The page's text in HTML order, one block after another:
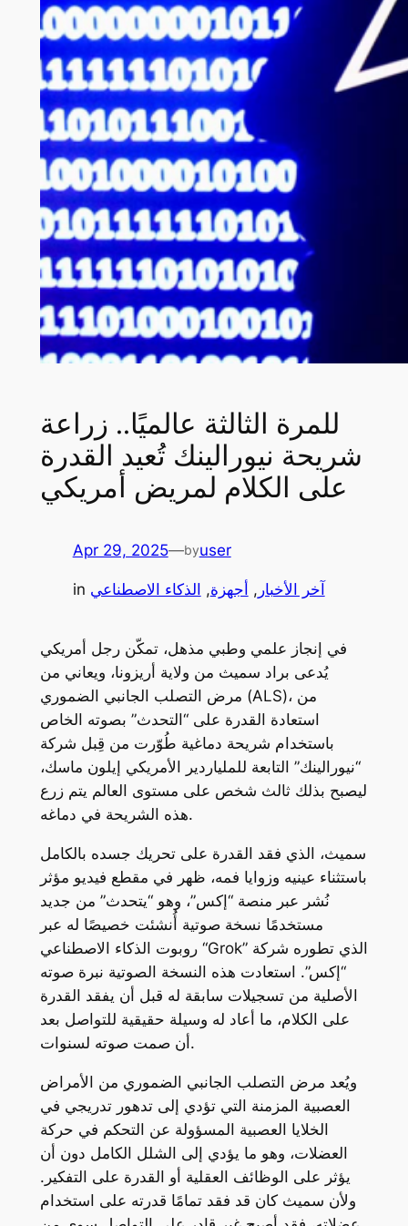
للمرة الثالثة عالميًا.. زراعة
شريحة نيورالينك تُعيد القدرة
على الكلام لمريض أمريكي
Apr 29, 2025—byuser
in آخر الأخبار , أجهزة, الذكاء الاصطناعي
في إنجاز علمي وطبي مذهل، تمكّن رجل أمريكي
يُدعى براد سميث من ولاية أريزونا، ويعاني من
مرض التصلب الجانبي الضموري (ALS)، من
استعادة القدرة على “التحدث” بصوته الخاص
باستخدام شريحة دماغية طُوّرت من قِبل شركة
“نيورالينك” التابعة للملياردير الأمريكي إيلون ماسك،
ليصبح بذلك ثالث شخص على مستوى العالم يتم زرع
هذه الشريحة في دماغه.
سميث، الذي فقد القدرة على تحريك جسده بالكامل
باستثناء عينيه وزوايا فمه، ظهر في مقطع فيديو مؤثر
نُشر عبر منصة “إكس”، وهو “يتحدث” من جديد
مستخدمًا نسخة صوتية أُنشئت خصيصًا له عبر
روبوت الذكاء الاصطناعي “Grok” الذي تطوره شركة
“إكس”. استعادت هذه النسخة الصوتية نبرة صوته
الأصلية من تسجيلات سابقة له قبل أن يفقد القدرة
على الكلام، ما أعاد له وسيلة حقيقية للتواصل بعد
أن صمت صوته لسنوات.
ويُعد مرض التصلب الجانبي الضموري من الأمراض
العصبية المزمنة التي تؤدي إلى تدهور تدريجي في
الخلايا العصبية المسؤولة عن التحكم في حركة
العضلات، وهو ما يؤدي إلى الشلل الكامل دون أن
يؤثر على الوظائف العقلية أو القدرة على التفكير.
ولأن سميث كان قد فقد تمامًا قدرته على استخدام